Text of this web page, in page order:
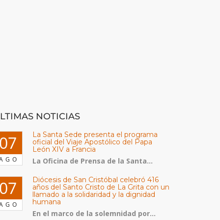
NOTICIAS
La Santa Sede presenta el programa
oficial del Viaje Apostólico del Papa
León XIV a Francia
La Oficina de Prensa de la Santa...
Diócesis de San Cristóbal celebró 416
años del Santo Cristo de La Grita con un
llamado a la solidaridad y la dignidad
humana
En el marco de la solemnidad por...